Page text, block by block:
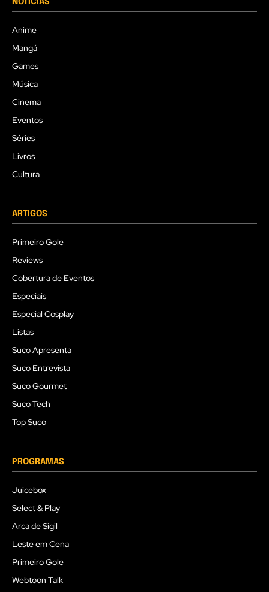
NOTÍCIAS
Anime
Mangá
Games
Música
Cinema
Eventos
Séries
Livros
Cultura
ARTIGOS
Primeiro Gole
Reviews
Cobertura de Eventos
Especiais
Especial Cosplay
Listas
Suco Apresenta
Suco Entrevista
Suco Gourmet
Suco Tech
Top Suco
PROGRAMAS
Juicebox
Select & Play
Arca de Sigil
Leste em Cena
Primeiro Gole
Webtoon Talk